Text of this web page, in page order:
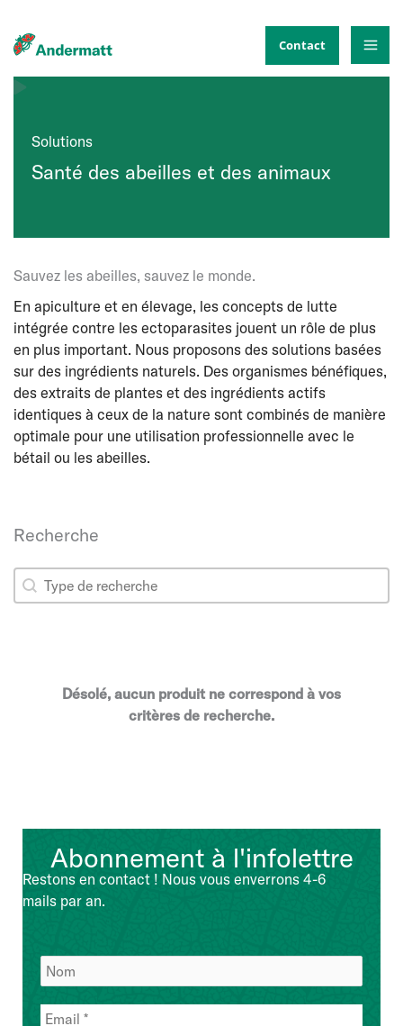
au
Contact
Solutions
Santé des abeilles et des animaux
Sauvez les abeilles, sauvez le monde.
En apiculture et en élevage, les concepts de lutte
intégrée contre les ectoparasites jouent un rôle de plus
en plus important. Nous proposons des solutions basées
sur des ingrédients naturels. Des organismes bénéfiques,
des extraits de plantes et des ingrédients actifs
identiques à ceux de la nature sont combinés de manière
optimale pour une utilisation professionnelle avec le
bétail ou les abeilles.
Recherche
Recherche
Recherche
Désolé, aucun produit ne correspond à vos
critères de recherche.
Abonnement à l'infolettre
Restons en contact ! Nous vous enverrons 4-6
mails par an.